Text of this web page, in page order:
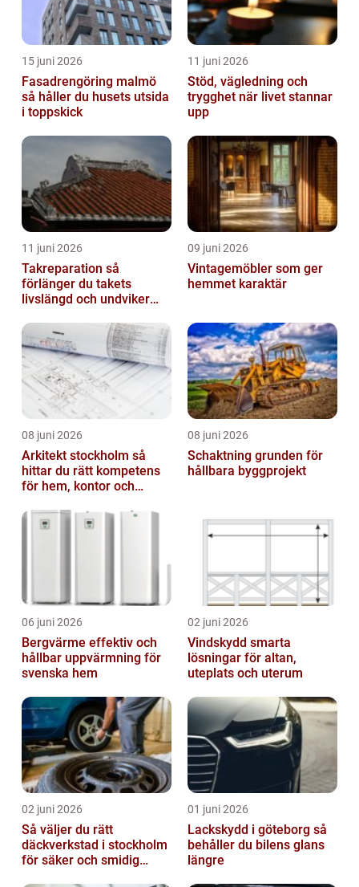
15 juni 2026
Fasadrengöring malmö
så håller du husets utsida
i toppskick
11 juni 2026
Stöd, vägledning och
trygghet när livet stannar
upp
11 juni 2026
Takreparation så
förlänger du takets
livslängd och undviker
09 juni 2026
Vintagemöbler som ger
hemmet karaktär
08 juni 2026
Arkitekt stockholm så
hittar du rätt kompetens
för hem, kontor och
08 juni 2026
Schaktning grunden för
hållbara byggprojekt
06 juni 2026
Bergvärme effektiv och
hållbar uppvärmning för
svenska hem
02 juni 2026
Vindskydd smarta
lösningar för altan,
uteplats och uterum
02 juni 2026
Så väljer du rätt
däckverkstad i stockholm
för säker och smidig
01 juni 2026
Lackskydd i göteborg så
behåller du bilens glans
längre